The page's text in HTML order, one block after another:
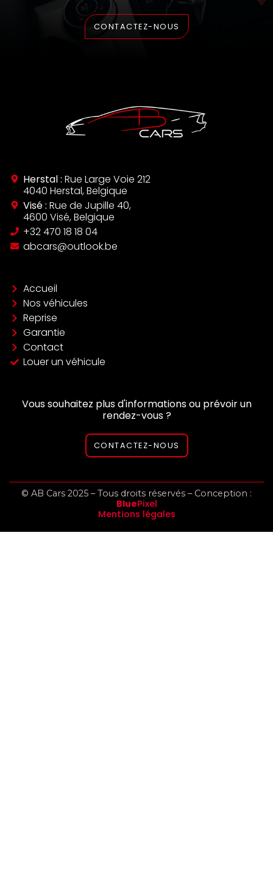
CONTACTEZ-NOUS
Herstal : Rue Large Voie 212
4040 Herstal, Belgique
Visé : Rue de Jupille 40,
4600 Visé, Belgique
‪+32 470 18 18 04‬
abcars@outlook.be
Accueil
Nos véhicules
Reprise
Garantie
Contact
Louer un véhicule
Vous souhaitez plus d'informations ou prévoir un
rendez-vous ?
CONTACTEZ-NOUS
© AB Cars 2025 – Tous droits réservés – Conception :
BluePixel
Mentions légales